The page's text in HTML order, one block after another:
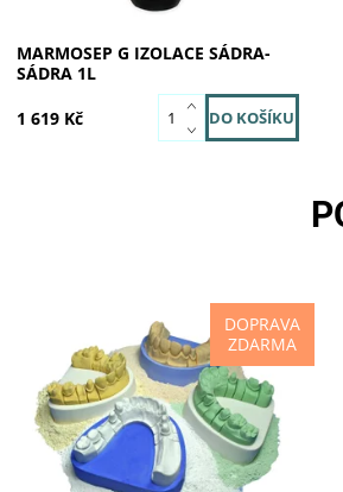
SILADENT
MARMOSEP G IZOLACE SÁDRA-
SÁDRA 1L
1 619 Kč
DOPRAVA
ZDARMA
Hinristone je optimálně tekutá
thixotropní supertvrdá dentální
sádra z přírodní suroviny vysoké
čistoty a s neobyčejnou tvrdostí.
Dentální sádra...
Dostupnost:
Skladem